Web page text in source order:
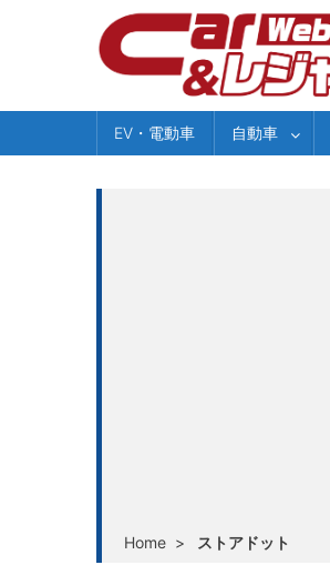
EV・電動車 自動車
Home > ストアドット